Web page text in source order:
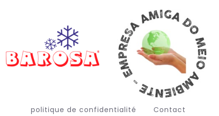
politique de confidentialité Contact